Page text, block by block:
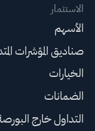
الاستثمار
الأسهم
صناديق المؤشرات
الخيارات
الضمانات
التداول خارج